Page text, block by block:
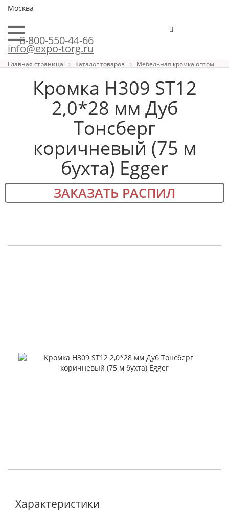
Москва
8-800-550-44-66
info@expo-torg.ru
Главная страница Каталог товаров Мебельная кромка оптом
Кромка H309 ST12
2,0*28 мм Дуб
Тонсберг
коричневый (75 м
бухта) Egger
ЗАКАЗАТЬ РАСПИЛ
Характеристики